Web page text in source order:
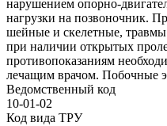
нарушением опорно-
нагрузки на позвоночник.
шейные и скелетные,
при наличии открытых
противопоказаниям
лечащим врачом. Побочные
Ведомственный код
10-01-02
Код вида ТРУ